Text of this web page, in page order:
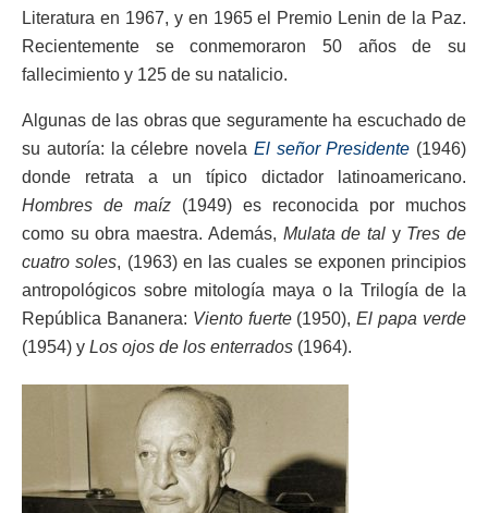
Literatura en 1967, y en 1965 el Premio Lenin de la Paz.
Recientemente se conmemoraron 50 años de su
fallecimiento y 125 de su natalicio.
Algunas de las obras que seguramente ha escuchado de
su autoría: la célebre novela El señor Presidente (1946)
donde retrata a un típico dictador latinoamericano.
Hombres de maíz (1949) es reconocida por muchos
como su obra maestra. Además, Mulata de taly Tres de
cuatro soles, (1963) en las cuales se exponen principios
antropológicos sobre mitología maya o la Trilogía de la
República Bananera: Viento fuerte(1950),El papa verde
(1954) y Los ojos de los enterrados (1964).